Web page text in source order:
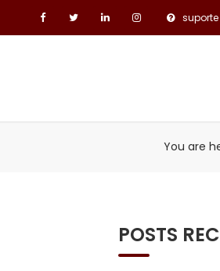
You are
POSTS